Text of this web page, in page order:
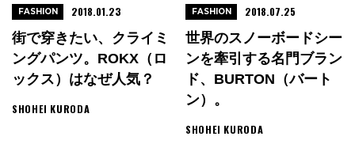
街で穿きたい、クライミ
ングパンツ。ROKX（ロ
ックス）はなぜ人気？
SHOHEI KURODA
FASHION 2018.01.23
世界のスノーボードシー
ンを牽引する名門ブラン
ド、BURTON（バート
ン）。
SHOHEI KURODA
FASHION 2018.07.25